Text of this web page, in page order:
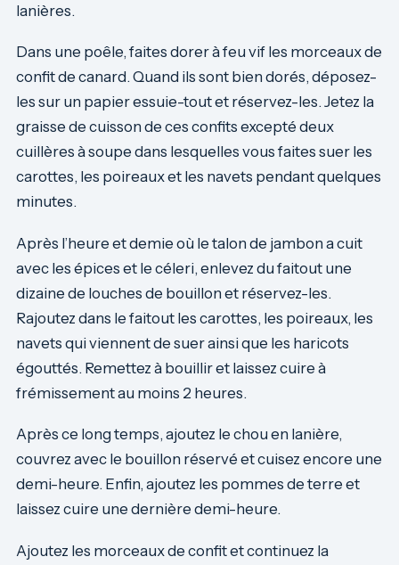
lanières.
Dans une poêle, faites dorer à feu vif les morceaux de
confit de canard. Quand ils sont bien dorés, déposez-
les sur un papier essuie-tout et réservez-les. Jetez la
graisse de cuisson de ces confits excepté deux
cuillères à soupe dans lesquelles vous faites suer les
carottes, les poireaux et les navets pendant quelques
minutes.
Après l’heure et demie où le talon de jambon a cuit
avec les épices et le céleri, enlevez du faitout une
dizaine de louches de bouillon et réservez-les.
Rajoutez dans le faitout les carottes, les poireaux, les
navets qui viennent de suer ainsi que les haricots
égouttés. Remettez à bouillir et laissez cuire à
frémissement au moins 2 heures.
Après ce long temps, ajoutez le chou en lanière,
couvrez avec le bouillon réservé et cuisez encore une
demi-heure. Enfin, ajoutez les pommes de terre et
laissez cuire une dernière demi-heure.
Ajoutez les morceaux de confit et continuez la